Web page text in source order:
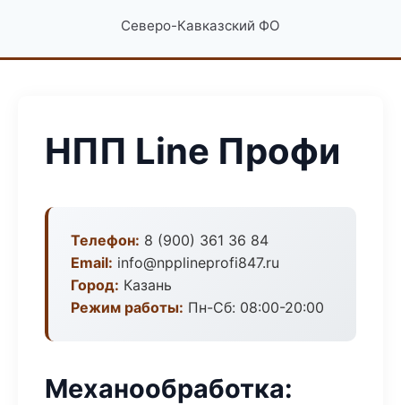
Северо-Кавказский ФО
НПП Line Профи
Телефон: 8 (900) 361 36 84
Email: info@npplineprofi847.ru
Город: Казань
Режим работы: Пн-Сб: 08:00-20:00
Механообработка: